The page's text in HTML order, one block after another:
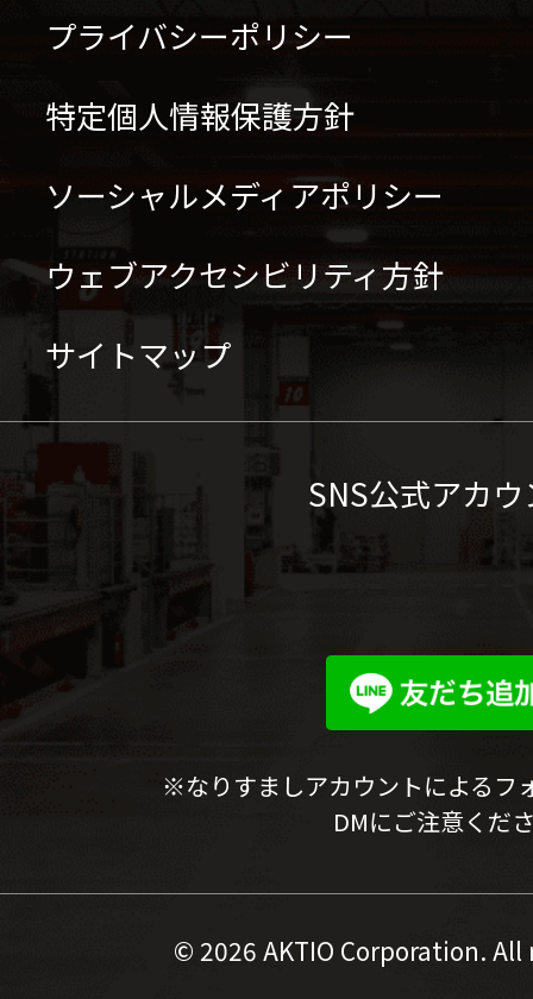
プライバシーポリシー
特定個人情報保護方針
ソーシャルメディアポリシー
ウェブアクセシビリティ方針
サイトマップ
SNS公式アカ
※なりすましアカウントによるフ
DMにご注意くだ
© 2026 AKTIO Corporation.